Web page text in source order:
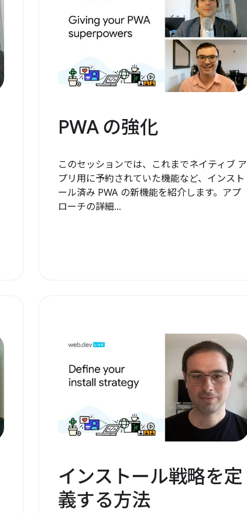
PWA の強化
このセッションでは、これまでネイティブ ア
プリ用に予約されていた機能など、インスト
ール済み PWA の新機能を紹介します。アプ
ローチの詳細...
インストール戦略を定
義する方法